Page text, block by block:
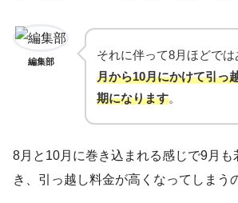
編集部 それに伴って8月ほどでは
月から10月にかけて引っ
期になります。
8月と10月に巻き込まれる感じで9月も
き、引っ越し料金が高くなってしまう